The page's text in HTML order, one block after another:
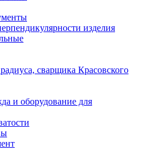
изделия
сварщика Красовского
и оборудование для